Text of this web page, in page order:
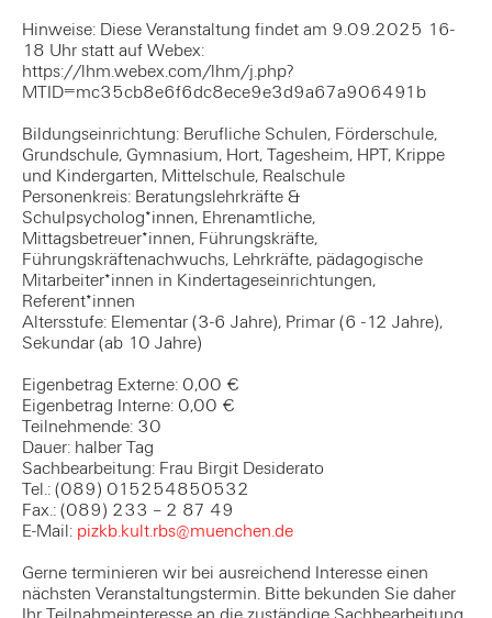
Hinweise: Diese Veranstaltung findet am 9.09.2025 16-
18 Uhr statt auf Webex:
https://lhm.webex.com/lhm/j.php?
MTID=mc35cb8e6f6dc8ece9e3d9a67a906491b
Bildungseinrichtung: Berufliche Schulen, Förderschule,
Grundschule, Gymnasium, Hort, Tagesheim, HPT, Krippe
und Kindergarten, Mittelschule, Realschule
Personenkreis: Beratungslehrkräfte &
Schulpsycholog*innen, Ehrenamtliche,
Mittagsbetreuer*innen, Führungskräfte,
Führungskräftenachwuchs, Lehrkräfte, pädagogische
Mitarbeiter*innen in Kindertageseinrichtungen,
Referent*innen
Altersstufe: Elementar (3-6 Jahre), Primar (6 -12 Jahre),
Sekundar (ab 10 Jahre)
Eigenbetrag Externe: 0,00 €
Eigenbetrag Interne: 0,00 €
Teilnehmende: 30
Dauer: halber Tag
Sachbearbeitung: Frau Birgit Desiderato
Tel.: (089) 015254850532
Fax.: (089) 233 – 2 87 49
E-Mail: pizkb.kult.rbs@muenchen.de
Gerne terminieren wir bei ausreichend Interesse einen
nächsten Veranstaltungstermin. Bitte bekunden Sie daher